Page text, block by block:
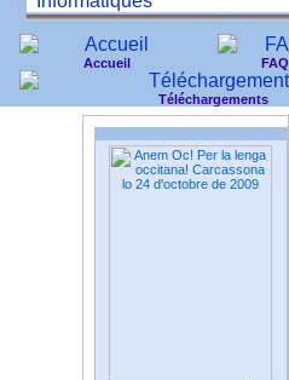
Accueil FAQ
Téléchargements